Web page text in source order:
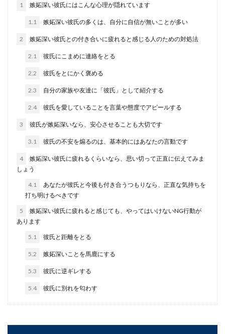
ことがありますが、バッテリーの充電はアイドリ
ング状態でも...
ユニットバスのコーキングをして隙間
を修復！やり方と必要な物
ユニットバスと壁の隙間の部分にあるコーキング
が長年の劣化でボロボロになってしまったり、黒
ミルクを最適温度にする方法
いつもはママが赤ちゃんのミルクを作っていて
ヘルメットの髪型対策に崩れるのを防
ヘルメットを被った後の髪型対策にお困りな人は
1 嫉妬深い彼氏にはこんな心理が隠れています
1.1 嫉妬深い彼氏の多くは、自分に自信が無いことが多い
2 嫉妬深い彼氏との付き合いに疲れると感じる人のための対処法
2.1 彼氏にこまめに連絡をとる
2.2 彼氏をとにかく褒める
2.3 自分の家族や友達に「彼氏」として紹介する
2.4 彼氏を愛していることを言葉や態度でアピールする
3 彼氏が嫉妬深いなら、安心させることも大切です
3.1 彼氏の不安を煽るのは、基本的にはあなたの言動です
4
嫉妬深い彼氏に疲れるくらいなら、思い切って正直に伝えてみま
しょう
4.1
あなたが彼氏と今後も付き合うつもりなら、正直な気持ちを
打ち明けるべきです
5
嫉妬深い彼氏に疲れると感じても、やってはいけないNG行動が
あります
5.1 彼氏と距離をとる
5.2 嫉妬深いことを馬鹿にする
5.3 彼氏に逆ギレする
5.4 彼氏に別れを匂わす